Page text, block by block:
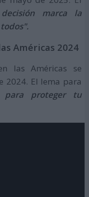
marca la
Américas 2024
las Américas se
2024. El lema para
para proteger tu